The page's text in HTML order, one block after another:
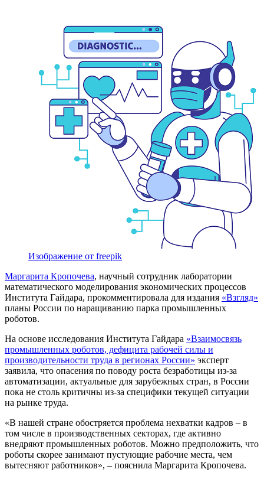
Изображение от freepik
Маргарита Кропочева, научный сотрудник лаборатории
математического моделирования экономических процессов
Института Гайдара, прокомментировала для издания «Взгляд»
планы России по наращиванию парка промышленных
роботов.
На основе исследования Института Гайдара «Взаимосвязь
промышленных роботов, дефицита рабочей силы и
производительности труда в регионах России» эксперт
заявила, что опасения по поводу роста безработицы из-за
автоматизации, актуальные для зарубежных стран, в России
пока не столь критичны из-за специфики текущей ситуации
на рынке труда.
«В нашей стране обостряется проблема нехватки кадров – в
том числе в производственных секторах, где активно
внедряют промышленных роботов. Можно предположить, что
роботы скорее занимают пустующие рабочие места, чем
вытесняют работников», – пояснила Маргарита Кропочева.